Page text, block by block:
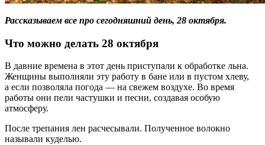
Рассказываем все про сегодняшний день, 28 октября.
Что можно делать 28 октября
В давние времена в этот день приступали к обработке льна.
Женщины выполняли эту работу в бане или в пустом хлеву,
а если позволяла погода — на свежем воздухе. Во время
работы они пели частушки и песни, создавая особую
атмосферу.
После трепания лен расчесывали. Полученное волокно
называли куделью.